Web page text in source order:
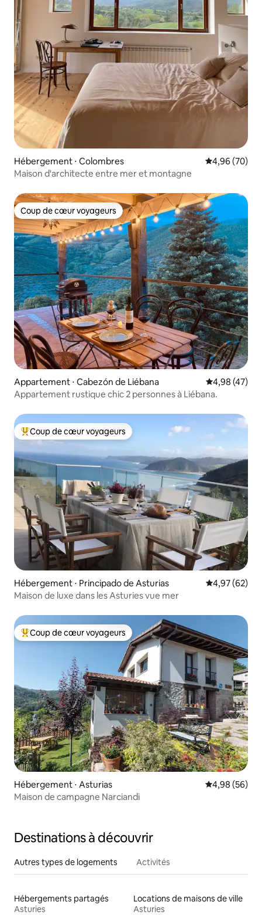
Hébergement ⋅ Colombres Évaluation
4,96 (70)
Maison d'architecte entre mer et montagne
Coup de cœur voyageurs
Coup de cœur voyageurs
Appartement ⋅ Cabezón de Liébana Évaluation
4,98 (47)
Appartement rustique chic 2 personnes à Liébana.
Coups de cœur voyageurs les plus appréciés
Coup de cœur voyageurs
Hébergement ⋅ Principado de Asturias Évaluation
4,97 (62)
Maison de luxe dans les Asturies vue mer
Coups de cœur voyageurs les plus appréciés
Coup de cœur voyageurs
Hébergement ⋅ Asturias Évaluation
4,98 (56)
Maison de campagne Narciandi
Destinations à découvrir
Autres types de logements Activités
Hébergements partagés
Asturies
Locations de maisons de ville
Asturies